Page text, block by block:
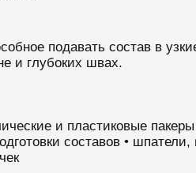
подавать состав в
и глубоких швах.
и пластиковые
составов •